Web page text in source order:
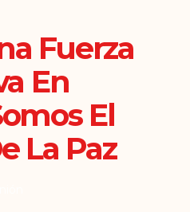
Fuerza
En
El
La Paz